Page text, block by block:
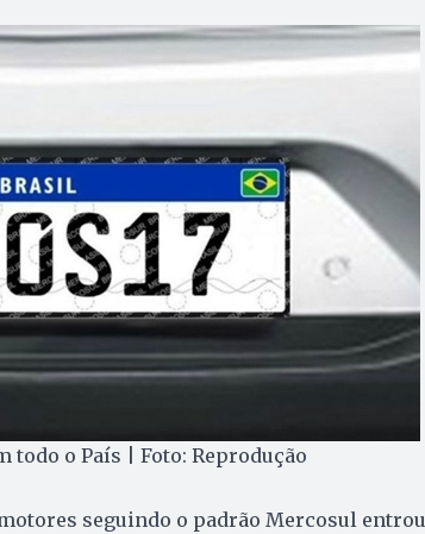
todo o País | Foto: Reprodução
seguindo o padrão Mercosul entrou